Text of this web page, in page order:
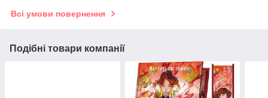
Всі умови повернення
Подібні товари компанії